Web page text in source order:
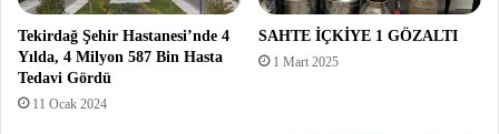
Tekirdağ Şehir Hastanesi’nde 4
Yılda, 4 Milyon 587 Bin Hasta
Tedavi Gördü
11 Ocak 2024
SAHTE İÇKİYE 1 GÖZALTI
1 Mart 2025